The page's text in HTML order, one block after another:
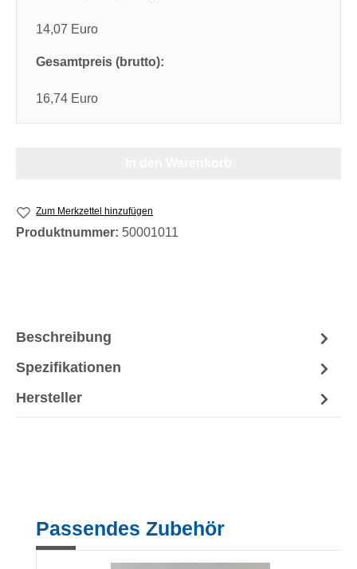
14,07 Euro
Gesamtpreis (brutto):
16,74 Euro
Zum Merkzettel hinzufügen
Produktnummer: 50001011
Beschreibung
Spezifikationen
Hersteller
Produktgalerie überspringen
Passendes Zubehör